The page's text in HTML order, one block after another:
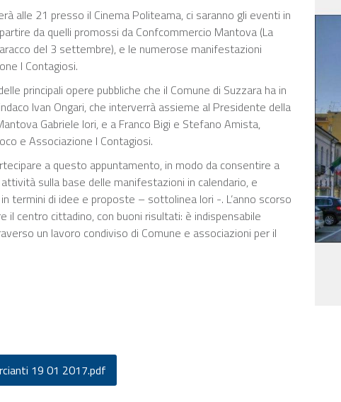
alle 21 presso il Cinema Politeama, ci saranno gli eventi in
da quelli promossi da Confcommercio Mantova (La
del 3 settembre), e le numerose manifestazioni
I Contagiosi.
principali opere pubbliche che il Comune di Suzzara ha in
Ivan Ongari, che interverrà assieme al Presidente della
Gabriele Iori, e a Franco Bigi e Stefano Amista,
e Associazione I Contagiosi.
a questo appuntamento, in modo da consentire a
sulla base delle manifestazioni in calendario, e
termini di idee e proposte – sottolinea Iori -. L’anno scorso
il centro cittadino, con buoni risultati: è indispensabile
un lavoro condiviso di Comune e associazioni per il
19 01 2017.pdf